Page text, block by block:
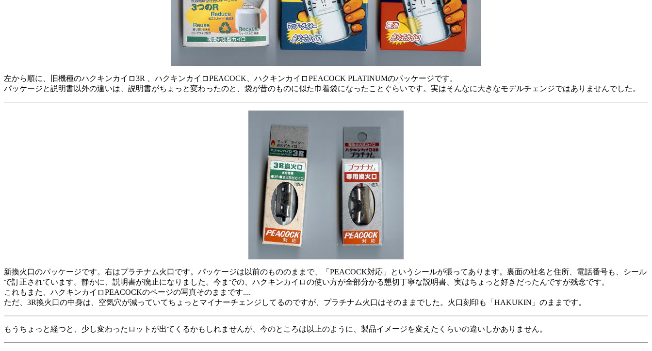
左から順に、旧機種のハクキンカイロ3R 、ハクキンカイロPEACOCK、ハクキンカイロPEACOCK PLATINUMのパッケージです。
パッケージと説明書以外の違いは、説明書がちょっと変わったのと、袋が昔のものに似た巾着袋になったことぐらいです。実はそんなに大きなモデルチェンジではありませんでした。
新換火口のパッケージです。右はプラチナム火口です。パッケージは以前のもののままで、「PEACOCK対応」というシールが張ってあります。裏面の社名と住所、電話番号も、シール
で訂正されています。静かに、説明書が廃止になりました。今までの、ハクキンカイロの使い方が全部分かる懇切丁寧な説明書、実はちょっと好きだったんですが残念です。
これもまた、ハクキンカイロPEACOCKのページの写真そのままです....
ただ、3R換火口の中身は、空気穴が減っていてちょっとマイナーチェンジしてるのですが、プラチナム火口はそのままでした。火口刻印も「HAKUKIN」のままです。
もうちょっと経つと、少し変わったロットが出てくるかもしれませんが、今のところは以上のように、製品イメージを変えたくらいの違いしかありません。